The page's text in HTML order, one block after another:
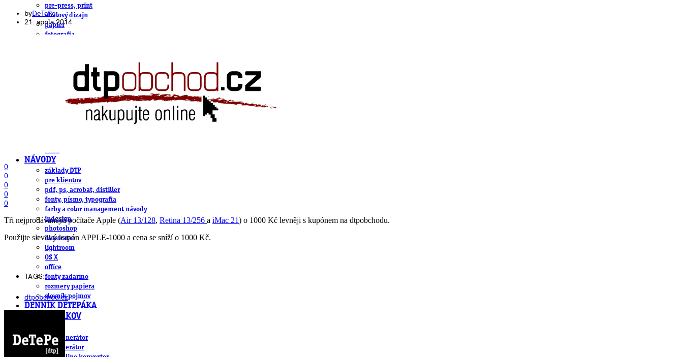
pre-press, print
obalový dizajn
papier
fotografia
na stiahnutie
obludárium
pracovné ponuky
FREE
NÁVODY
základy DTP
pre klientov
pdf, ps, acrobat, distiller
fonty, písmo, typografia
farby a color management návody
indesign
photoshop
illustrator
lightroom
OS X
office
fonty zadarmo
rozmery papiera
slovník pojmov
DENNÍK DETEPÁKA
OD DETEPÁKOV
EAN generátor
QR generátor
byDeTePe
21. apríla 2014
0
0
0
0
0
Tři nejprodávanější počítače Apple (Air 13/128, Retina 13/256 a iMac 21) o 1000 Kč levněji s kupónem na dtpobchodu.
Použijte slevový kupón APPLE-1000 a cena se sníží o 1000 Kč.
TAGS:
dtpobchod.cz